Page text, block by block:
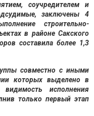
соучредителем и
заключены 4
строительно-
в районе Сакского
составила более 1,3
совместно с иными
которых выделено в
видимость исполнения
только первый этап